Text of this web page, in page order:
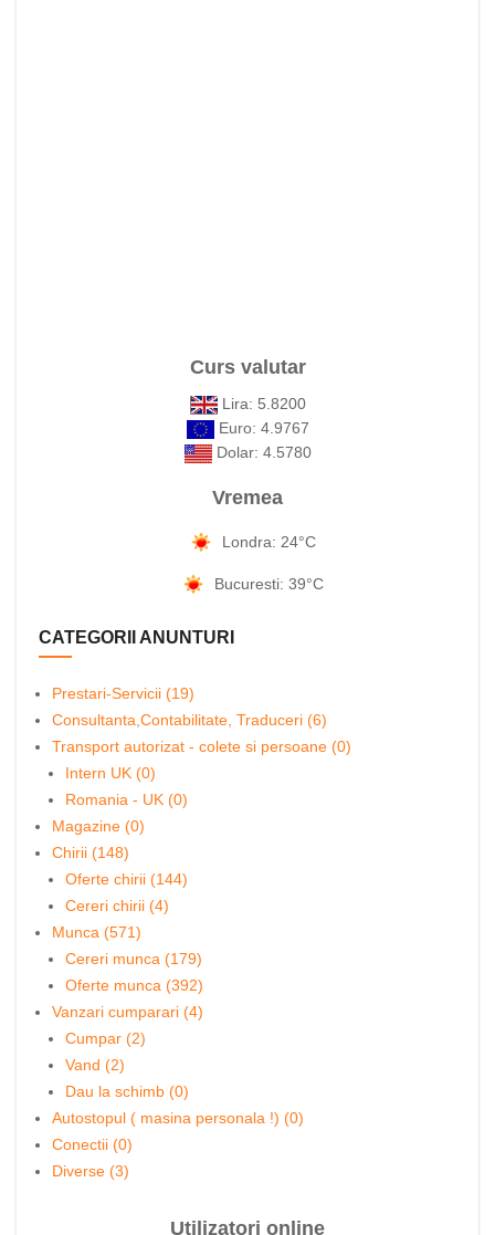
Curs valutar
Lira: 5.8200
Euro: 4.9767
Dolar: 4.5780
Vremea
Londra: 24°C
Bucuresti: 39°C
CATEGORII ANUNTURI
Prestari-Servicii (19)
Consultanta,Contabilitate, Traduceri (6)
Transport autorizat - colete si persoane (0)
Intern UK (0)
Romania - UK (0)
Magazine (0)
Chirii (148)
Oferte chirii (144)
Cereri chirii (4)
Munca (571)
Cereri munca (179)
Oferte munca (392)
Vanzari cumparari (4)
Cumpar (2)
Vand (2)
Dau la schimb (0)
Autostopul ( masina personala !) (0)
Conectii (0)
Diverse (3)
Utilizatori online